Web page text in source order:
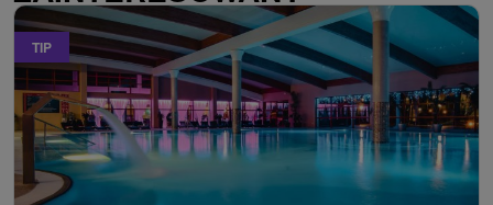
TIP